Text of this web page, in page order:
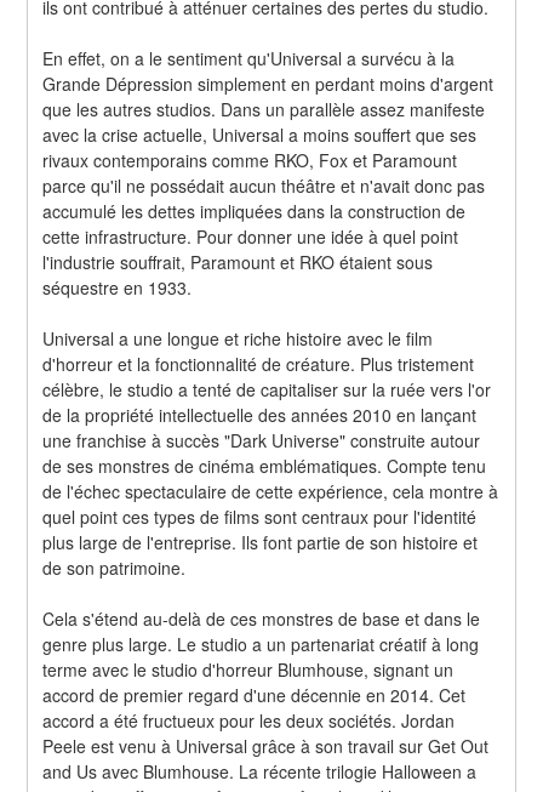
ils ont contribué à atténuer certaines des pertes du studio.
En effet, on a le sentiment qu'Universal a survécu à la
Grande Dépression simplement en perdant moins d'argent
que les autres studios. Dans un parallèle assez manifeste
avec la crise actuelle, Universal a moins souffert que ses
rivaux contemporains comme RKO, Fox et Paramount
parce qu'il ne possédait aucun théâtre et n'avait donc pas
accumulé les dettes impliquées dans la construction de
cette infrastructure. Pour donner une idée à quel point
l'industrie souffrait, Paramount et RKO étaient sous
séquestre en 1933.
Universal a une longue et riche histoire avec le film
d'horreur et la fonctionnalité de créature. Plus tristement
célèbre, le studio a tenté de capitaliser sur la ruée vers l'or
de la propriété intellectuelle des années 2010 en lançant
une franchise à succès "Dark Universe" construite autour
de ses monstres de cinéma emblématiques. Compte tenu
de l'échec spectaculaire de cette expérience, cela montre à
quel point ces types de films sont centraux pour l'identité
plus large de l'entreprise. Ils font partie de son histoire et
de son patrimoine.
Cela s'étend au-delà de ces monstres de base et dans le
genre plus large. Le studio a un partenariat créatif à long
terme avec le studio d'horreur Blumhouse, signant un
accord de premier regard d'une décennie en 2014. Cet
accord a été fructueux pour les deux sociétés. Jordan
Peele est venu à Universal grâce à son travail sur Get Out
and Us avec Blumhouse. La récente trilogie Halloween a